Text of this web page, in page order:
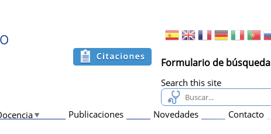
Formulario de búsqueda
Search this site
Publicaciones Novedades Contacto